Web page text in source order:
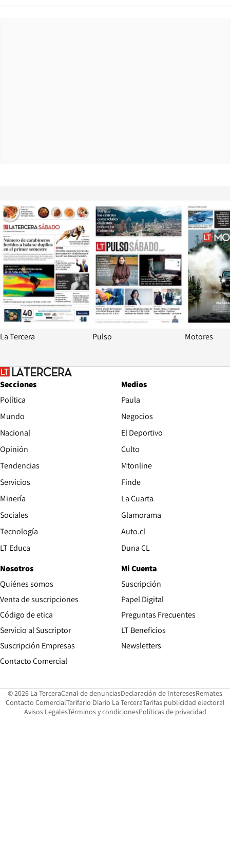
Opens in new window
La Tercera
Opens in
Pulso Motores
Secciones
Política
Mundo
Nacional
Opinión
Tendencias
Servicios
Minería
Sociales
Tecnología
LT Educa
Medios
Paula
Negocios
El Deportivo
Culto
Mtonline
Finde
La Cuarta
Glamorama
Auto.cl
Duna CL
Nosotros
Quiénes somos
Venta de suscripciones
Código de etica Opens in new window
Servicio al Suscriptor
Suscripción Empresas
Contacto Comercial
Mi Cuenta
Suscripción
Papel Digital
Preguntas Frecuentes
LT Beneficios
Newsletters
© 2026 La TerceraCanal de denunciasOpens in new window
Declaración de InteresesOpens in
Remates
Contacto ComercialOpens in new window
Tarifario Diario La TerceraOpens in new window
Tarifas publicidad electoral
Avisos LegalesOpens in new window
Términos y condicionesPolíticas de privacidad